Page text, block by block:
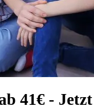
41€ -